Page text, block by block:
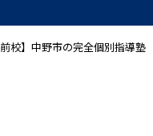
校】中野市の完全個別指導塾